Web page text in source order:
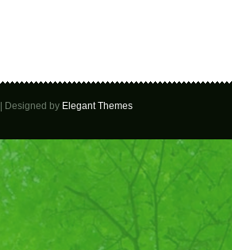
| Designed by Elegant Themes